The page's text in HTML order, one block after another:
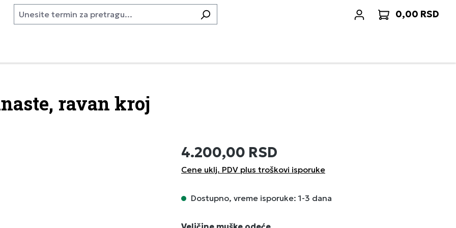
0,00 RSD
ravan kroj
4.200,00 RSD
Cene uklj. PDV plus troškovi isporuke
Dostupno, vreme isporuke: 1-3 dana
Izaberi